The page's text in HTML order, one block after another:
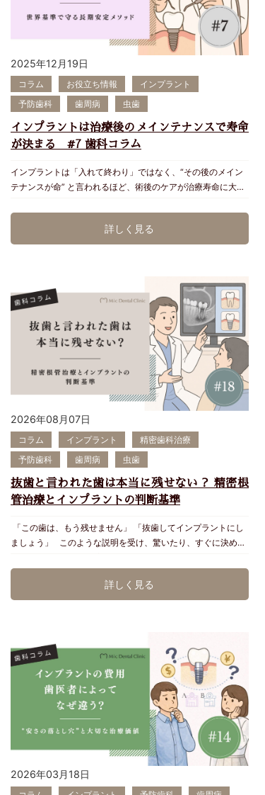
ぐらぐら動く ・歯並びが変わった ・歯茎が痩せた ・噛むと痛
い ・朝起きたら枕に血がついている ・歯が抜けた なんてこと
もあります。 ▶︎ 歯周病と全身疾患の関係 ① 糖尿病との深
い関係 歯周病があると、血糖コントロールが悪化することが
多いと報告されています。逆に、糖尿病の人は感染への抵抗力
が弱く、歯周病が進行しやすくなります。つまり「歯周病と糖
尿病は相互に悪影響を及ぼす関係」にあるのです。 Micデンタ
ルでは、糖尿病のある患者さまにも配慮し、血糖値・HbA1c
など医科連携を行った歯周治療を実施しています。 ② 心臓
病・動脈硬化への影響 歯周病菌は歯茎の血管から入り込む
こし、動脈硬化を進行させることがあります。その結果、心筋
梗塞や脳梗塞のリスクを高める可能性があると指摘されていま
の既往歴がある方にも配慮した治療計画を立てています。
③ 妊娠・出産への影響 妊娠中の歯周病は、歯周病菌の持つ毒
素が子宮に運ばれることで早産や低体重児出産のリスクを高め
る歯周ケア・指導を行っています。 上記以外にも、歯周病は
様々な全身疾患との関連が認められています。 ▶︎ Micデン
タルクリニックの歯周病予防・治療メニュー Micデンタルで
は、「治す」だけでなく「再発させない」「重症化させない」
ことを目的とした歯周病治療を提供しています。 主な内容：
精密歯周ポケット検査（プロービング）(保険) プラーク・歯石
除去（スケーリング・デブライドメント） (保険) フラップ手
術(保険) SPT：歯周病安定期治療(保険) 歯周組織再生療法(自
費) 顕微鏡（マイクロスコープ）を用いた非外科的感染源除去
（自費） 歯周病はその歯周病菌の持つ特性から再発しやす
い病気でもあります。 特にSPTと呼ばれる継続的な歯周病安
定期治療は、「治療後の再発防止」「重症化予防」のために欠
かせません。 全身の健康を守るためにできること 定期的な
歯周検査（3〜4ヶ月ごと） 喫煙・食生活の見直し 糖尿病など
内科的疾患のコントロール 定期メンテナンスの継続 Micデン
ています。 ▶︎ まとめ 歯周病は、単なる「口の中の病気」で
はありません。痛くないから大丈夫、ではなく放置すると糖尿
して捉え、再発を防ぐチーム医療体制であなたの健康をサポー
修：沖縄県浦添市Micデンタルクリニック 日本口腔インプラン
ト学会認定歯科衛生士 臨床歯科麻酔認定歯科衛生士 日本歯科
審美学会認定ホワイトニングコーディネーター 宮城沙織
2025年12月19日
コラム お役立ち情報
インプラント
予防歯科
歯周病 虫歯
インプラントは治療後のメインテナンスで寿命
が決まる #7 歯科コラム
インプラントは「入れて終わり」ではなく、“その後のメイン
テナンスが命” と言われるほど、術後のケアが治療寿命に大き
は、世界基準の設備と専門技術を活かし、20年、30年先まで
安心して使えるインプラント管理を行っています。 ▶︎ なぜメ
インテナンスが必要？ ① インプラントは虫歯にならないが
んが、周囲の歯ぐきが歯周病菌に感染するとインプラント周囲
炎（治しにくい歯周病）を起こします。 これは早期であれば
治療可能ですが、進行するとインプラントが “抜け落ちる” こ
ともあります。 ② 生活習慣・噛み合わせの変化で負担がか
かる ・食いしばり・歯ぎしり・噛み合わせのズレ…これらの
負担は 天然の歯と同様にインプラントにも影響します。 イン
プラントは天然の歯根の周りにある歯根膜という細胞がないた
め、、歯ぎしり食いしばり噛み合わせのズレの衝撃を受けると
天然の歯よりも早期にトラブルが起きやすくなります。 ③
手術直後より「数年後の変化」に注意 インプラントは、治療
直後からのメインテナンスでの継続管理が必要です。 一年一
年、加齢とともに老化も起こっているからです。 数年経って
からメインテナンスを始めても時すでに遅しという状況になっ
てしまうこともあります。 ▶︎ Micデンタルの“世界基準”イ
ンプラントメインテナンス ① インプラント周囲の精密検査
つきなどがないかを、確認します。数回以上おなじ部位の炎症
が認められる場合は必要な処置をご案内します。→ 早期発
ことが大切です。 ② プロ専用器具でのインプラント清掃 表
面を傷つけずにかつナノレベルでの清掃ができる微細パウダー
を使用します。通常の歯石取りと異なる専門技術が必要です。
る負担が集中していないか定期的にチェックします。 ④ 骨レ
ベルのレントゲン管理（年1回） インプラント周囲の骨吸収を
年単位で比較し、データに基づいた長期管理を行います。 メ
インテナンスの頻度は？ Micデンタルでは以下を推奨していま
す： 術後〜1年：1〜3ヶ月ごと ・引き締まりのチェック・ブ
ラッシングの確認・必要な場合、噛み合わせ微調整 1年以降：
3〜4ヶ月ごと ・炎症の早期発見・インプラント周囲の深さ測
定・プロフェッショナルクリーニング（PMTC） ▶︎ ご自宅で
歯ブラシ＋場合によってはソフトなタフトブラシでお手入れし
詳しく見る
2026年08月07日
コラム インプラント
精密歯科治療
予防歯科
歯周病 虫歯
抜歯と言われた歯は本当に残せない？ 精密根
管治療とインプラントの判断基準
「この歯は、もう残せません」 「抜歯してインプラントにし
ましょう」 このような説明を受け、驚いたり、すぐに決めて
診断された歯でも、状態によっては、再根管治療や歯根端切除
術などによって残せる可能性があります。 一方、歯根破折や
重度の歯周病など、無理に残すことで周囲の骨や隣の歯へ悪影
密に調べ、長期的な見通しを比較することです。 ▶︎「抜歯と
言われた＝必ず抜かなければならない」とは限りません 歯の
状態によっては、次のような治療によって天然歯を残せる可能
性があります。 ・根の中を顕微鏡視野下で再び清掃・消毒し
MTAセメントで充填する精密根管治療・根の先から感染源を
外科的に除去しMTAセメントで逆根管充填する歯根端切除
術・被せ物や歯周組織まで含めた精密治療 反対に、保存治療
を繰り返しても長期的な安定が見込みにくく、抜歯後にインプ
ラントなどで機能を回復した方が、周囲の歯や骨を守りやすい
ケースもあります。 そのためMicデンタルクリニックでは、
詳しく見る
2026年03月18日